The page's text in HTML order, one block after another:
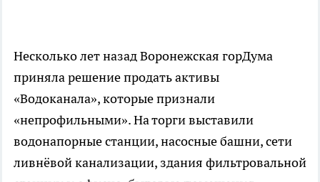
Несколько лет назад Воронежская горДума
приняла решение продать активы
«Водоканала», которые признали
«непрофильными». На торги выставили
водонапорные станции, насосные башни, сети
ливнёвой канализации, здания фильтровальной